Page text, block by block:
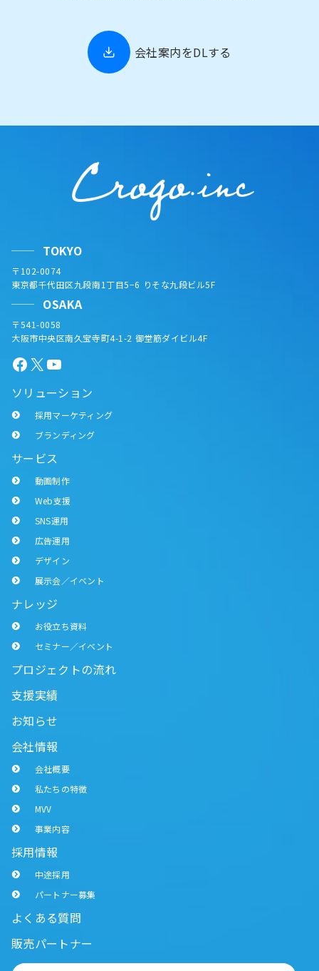
会社案内をDLする
TOKYO
〒102-0074
東京都千代田区九段南1丁目5−6 りそな九段ビル5F
OSAKA
〒541-0058
大阪市中央区南久宝寺町4-1-2 御堂筋ダイビル4F
Facebook
X YouTube
ソリューション
採用マーケティング
ブランディング
サービス
動画制作
Web支援
SNS運用
広告運用
デザイン
展示会／イベント
ナレッジ
お役立ち資料
セミナー／イベント
プロジェクトの流れ
支援実績
お知らせ
会社情報
会社概要
私たちの特徴
MVV
事業内容
採用情報
中途採用
パートナー募集
よくある質問
販売パートナー